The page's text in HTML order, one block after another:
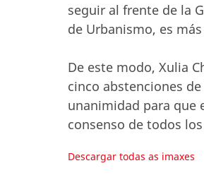
seguir al frente de la
de Urbanismo, es
De este modo, Xulia
cinco abstenciones
unanimidad para que
consenso de todos
Descargar todas as imaxes